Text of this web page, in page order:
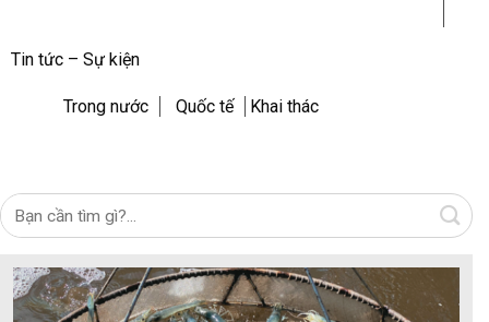
Tin tức – Sự kiện
Trong nước Quốc tế Khai thác